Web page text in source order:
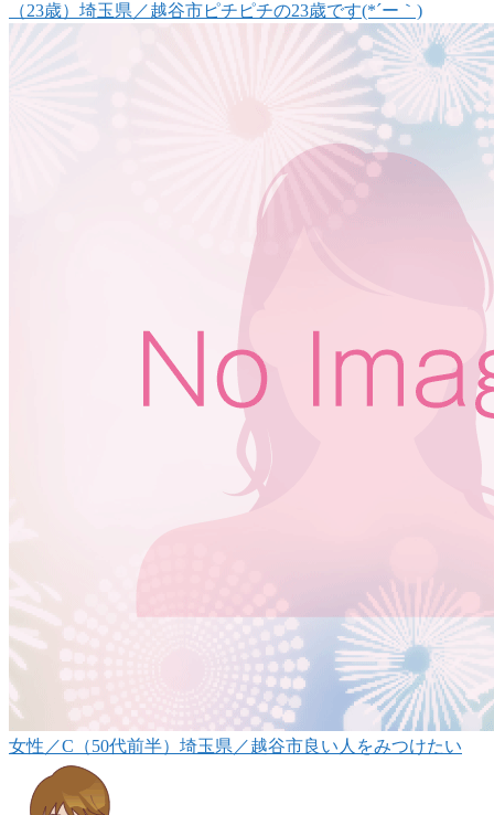
（23歳） 埼玉県／越谷市ピチピチの23歳です(*´ー｀)
女性 ／C（50代前半） 埼玉県／越谷市良い人をみつけたい